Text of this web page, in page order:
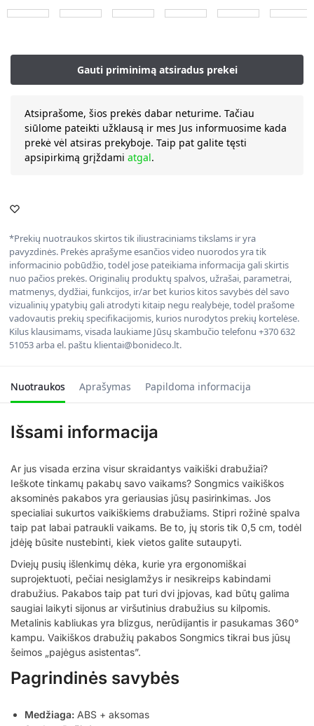
Atsiprašome, šios prekės dabar neturime. Tačiau
siūlome pateikti užklausą ir mes Jus informuosime kada
prekė vėl atsiras prekyboje. Taip pat galite tęsti
apsipirkimą grįždami atgal.
*Prekių nuotraukos skirtos tik iliustraciniams tikslams ir yra
pavyzdinės. Prekės aprašyme esančios video nuorodos yra tik
informacinio pobūdžio, todėl jose pateikiama informacija gali skirtis
nuo pačios prekės. Originalių produktų spalvos, užrašai, parametrai,
matmenys, dydžiai, funkcijos, ir/ar bet kurios kitos savybės dėl savo
vizualinių ypatybių gali atrodyti kitaip negu realybėje, todėl prašome
vadovautis prekių specifikacijomis, kurios nurodytos prekių kortelėse.
Kilus klausimams, visada laukiame Jūsų skambučio telefonu +370 632
51053 arba el. paštu klientai@bonideco.lt.
Nuotraukos Aprašymas Papildoma informacija
Išsami informacija
Ar jus visada erzina visur skraidantys vaikiški drabužiai?
Ieškote tinkamų pakabų savo vaikams? Songmics vaikiškos
aksominės pakabos yra geriausias jūsų pasirinkimas. Jos
specialiai sukurtos vaikiškiems drabužiams. Stipri rožinė spalva
taip pat labai patraukli vaikams. Be to, jų storis tik 0,5 cm, todėl
įdėję būsite nustebinti, kiek vietos galite sutaupyti.
Dviejų pusių išlenkimų dėka, kurie yra ergonomiškai
suprojektuoti, pečiai nesiglamžys ir nesikreips kabindami
drabužius. Pakabos taip pat turi dvi įpjovas, kad būtų galima
saugiai laikyti sijonus ar viršutinius drabužius su kilpomis.
Metalinis kabliukas yra blizgus, nerūdijantis ir pasukamas 360°
kampu. Vaikiškos drabužių pakabos Songmics tikrai bus jūsų
šeimos „pajėgus asistentas”.
Pagrindinės savybės
Medžiaga: ABS + aksomas